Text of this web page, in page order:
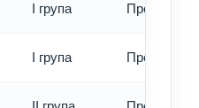
I група Превод -
I група Превод -